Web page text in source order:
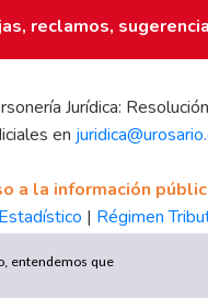
reclamos,
Jurídica:
en
a la información
| Régimen
entendemos que